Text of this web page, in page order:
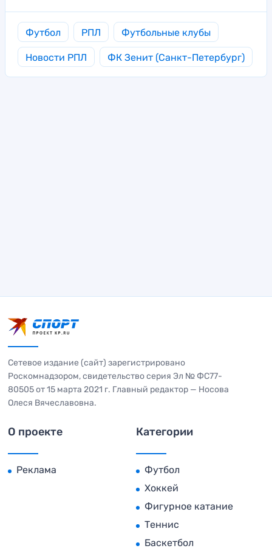
Футбол РПЛ Футбольные клубы
Новости РПЛ ФК Зенит (Санкт-Петербург)
Сетевое издание (сайт) зарегистрировано
Роскомнадзором, свидетельство серия Эл № ФС77-
80505 от 15 марта 2021 г. Главный редактор — Носова
Олеся Вячеславовна.
О проекте
Реклама
Категории
Футбол
Хоккей
Фигурное катание
Теннис
Баскетбол